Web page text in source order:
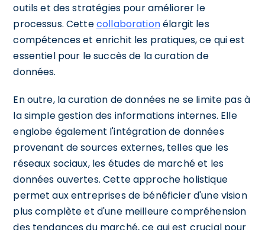
outils et des stratégies pour améliorer le
processus. Cettecollaborationélargit les
compétences et enrichit les pratiques, ce qui est
essentiel pour le succès de la curation de
données.
En outre, la curation de données ne se limite pas à
la simple gestion des informations internes. Elle
englobe également l'intégration de données
provenant de sources externes, telles que les
réseaux sociaux, les études de marché et les
données ouvertes. Cette approche holistique
permet aux entreprises de bénéficier d'une vision
plus complète et d'une meilleure compréhension
des tendances du marché, ce qui est crucial pour